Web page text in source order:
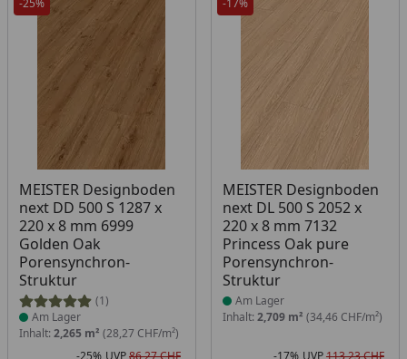
-25%
MEISTER Designboden
next DD 500 S 1287 x
220 x 8 mm 6999
Golden Oak
Porensynchron-
Struktur
(1)
Produkt am Lager
Am Lager
Inhalt: 2,265 m² (28,27 CHF/m²)
-25% UVP86,27 CHF
-17%
MEISTER Designboden
next DL 500 S 2052 x
220 x 8 mm 7132
Princess Oak pure
Porensynchron-
Struktur
Produkt am Lager
Am Lager
Inhalt: 2,709 m² (34,46 CHF/m²)
-17% UVP113,23 CHF